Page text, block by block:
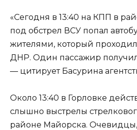
«Сегодня в 13:40 на КПП в
под обстрел ВСУ попал
жителями, который
ДНР. Один пассажир
— цитирует Басурина
Около 13:40 в Горловке
слышно выстрелы
районе Майорска.